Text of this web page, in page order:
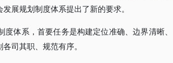
展规划制度体系提出了新的要求。
体系，首要任务是构建定位准确、边界清晰、
司其职、规范有序。